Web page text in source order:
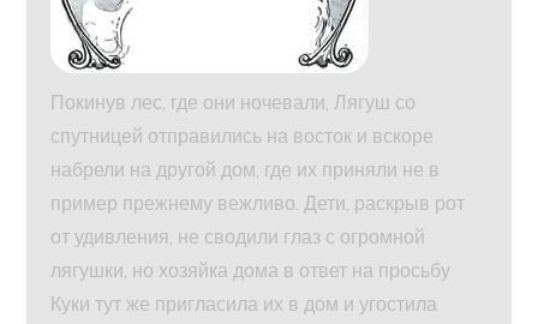
Покинув лес, где они ночевали, Лягуш со
спутницей отправились на восток и вскоре
набрели на другой дом, где их приняли не в
пример прежнему вежливо. Дети, раскрыв рот
от удивления, не сводили глаз с огромной
лягушки, но хозяйка дома в ответ на просьбу
Куки тут же пригласила их в дом и угостила